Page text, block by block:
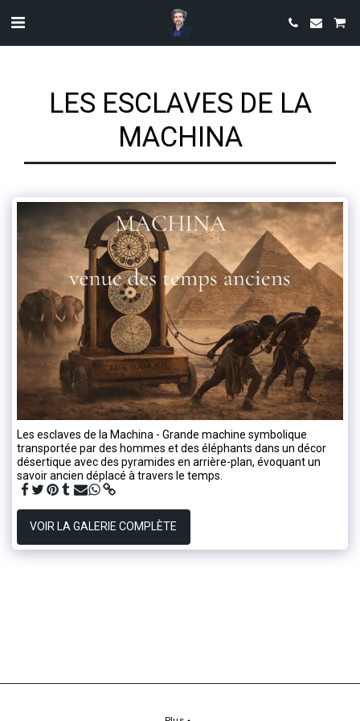
LES ESCLAVES DE LA
MACHINA
Les esclaves de la Machina - Grande machine symbolique
transportée par des hommes et des éléphants dans un décor
désertique avec des pyramides en arrière-plan, évoquant un
savoir ancien déplacé à travers le temps.
VOIR LA GALERIE COMPLÈTE